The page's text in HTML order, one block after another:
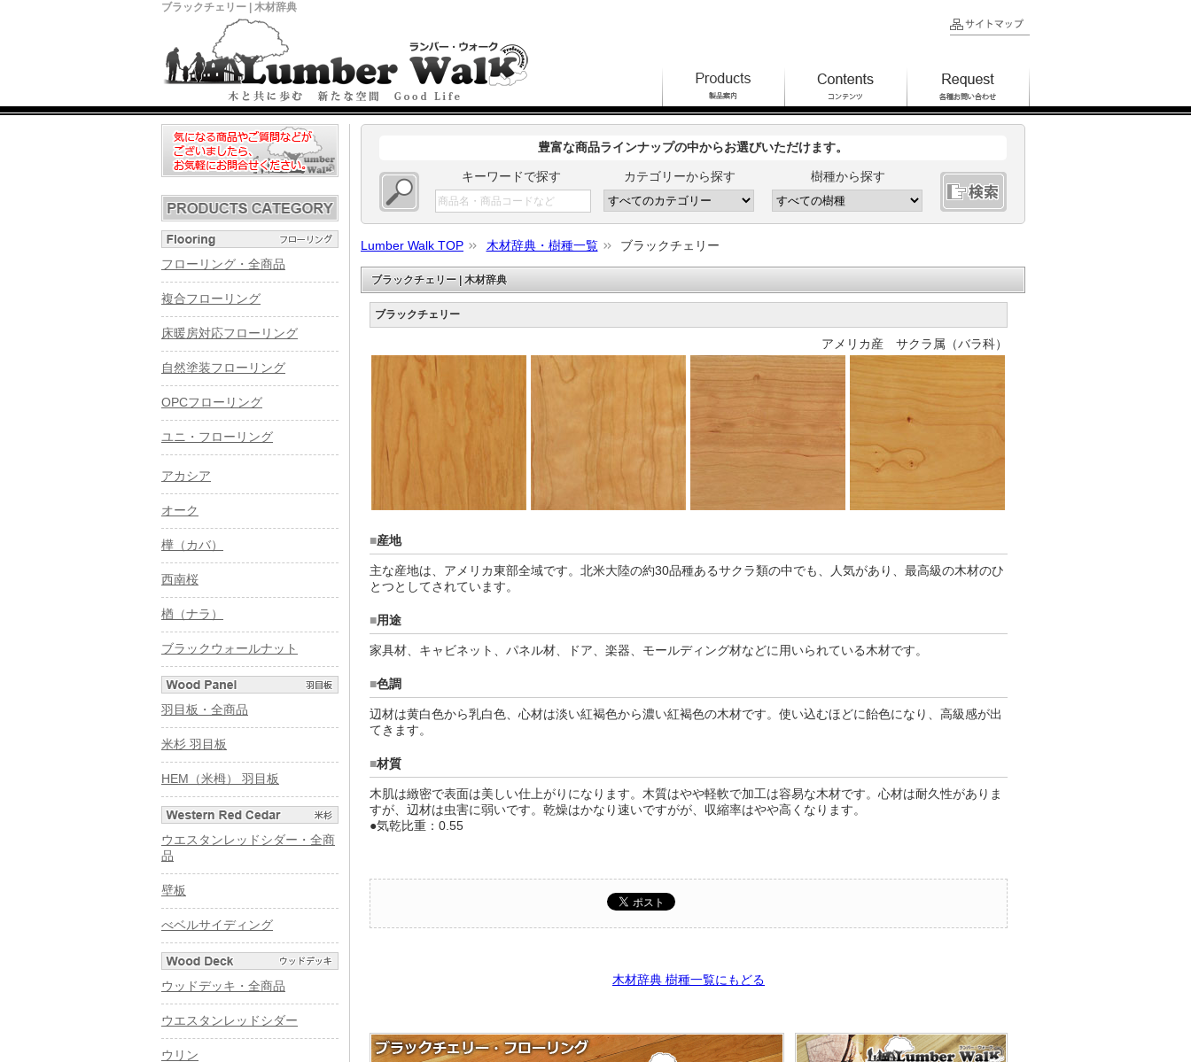
ブラックチェリー | 木材辞典
豊富な商品ラインナップの中からお選びいただけます。
キーワードで探す カテゴリーから探す 樹種から探す
Lumber Walk TOP 木材辞典・樹種一覧 ブラックチェリー
ブラックチェリー | 木材辞典
ブラックチェリー
アメリカ産 サクラ属（バラ科）
■産地
主な産地は、アメリカ東部全域です。北米大陸の約30品種あるサクラ類の中でも、人気があり、最高級の木材のひ
とつとしてされています。
■用途
家具材、キャビネット、パネル材、ドア、楽器、モールディング材などに用いられている木材です。
■色調
辺材は黄白色から乳白色、心材は淡い紅褐色から濃い紅褐色の木材です。使い込むほどに飴色になり、高級感が出
てきます。
■材質
木肌は緻密で表面は美しい仕上がりになります。木質はやや軽軟で加工は容易な木材です。心材は耐久性がありま
すが、辺材は虫害に弱いです。乾燥はかなり速いですがが、収縮率はやや高くなります。
●気乾比重：0.55
木材辞典 樹種一覧にもどる
フローリング・全商品
複合フローリング
床暖房対応フローリング
自然塗装フローリング
OPCフローリング
ユニ・フローリング
アカシア
オーク
樺（カバ）
西南桜
楢（ナラ）
ブラックウォールナット
羽目板・全商品
米杉 羽目板
HEM（米栂） 羽目板
ウエスタンレッドシダー・全商
品
壁板
べベルサイディング
ウッドデッキ・全商品
ウエスタンレッドシダー
ウリン